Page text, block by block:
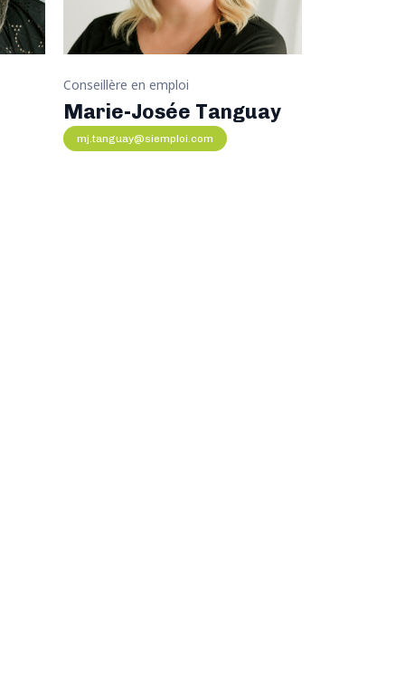
Conseillère en emploi
Marie-Josée Tanguay
mj.tanguay@siemploi.com